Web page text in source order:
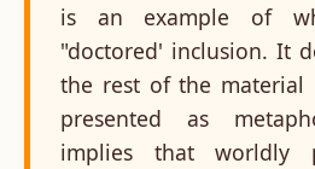
is an example of
"doctored' inclusion. It
the rest of the material
presented as
implies that worldly